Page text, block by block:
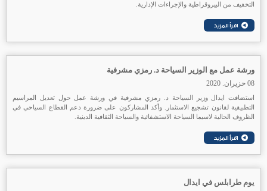
التخفيف من البيروقراطية والإجراءات الإدارية.
ورشة عمل مع الوزير السياحة د. رمزي مشرفية
08 حزيران. 2020
استضافت ايدال وزير السياحة د. رمزي مشرفية في ورشة عمل حول تعديل المراسيم
التطبيقية لقانون تشجيع الاستثمار. وأكد المشاركون على ضرورة دعم القطاع السياحي في
الظروف الحالية لاسيما السياحة الاستشفائية والسياحة الثقافية الدينية.
يوم طرابلس في ايدال